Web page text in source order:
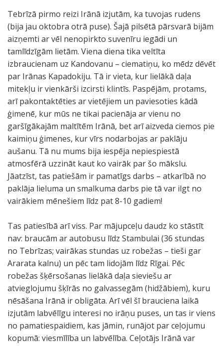
Tebrīzā pirmo reizi Irānā izjutām, ka tuvojas rudens
(bija jau oktobra otrā puse). Šajā pilsētā pārsvarā bijām
aizņemti ar vēl nenopirkto suvenīru iegādi un
tamlīdzīgām lietām. Viena diena tika veltīta
izbraucienam uz Kandovanu – ciematiņu, ko mēdz dēvēt
par Irānas Kapadokiju. Tā ir vieta, kur lielākā daļa
mitekļu ir vienkārši izcirsti klintīs. Paspējām, protams,
arī pakontaktēties ar vietējiem un paviesoties kādā
ģimenē, kur mūs ne tikai pacienāja ar vienu no
garšīgākajām maltītēm Irānā, bet arī aizveda ciemos pie
kaimiņu ģimenes, kur vīrs nodarbojas ar paklāju
aušanu. Tā nu mums bija iespēja nepiespiestā
atmosfērā uzzināt kaut ko vairāk par šo mākslu.
Jāatzīst, tas patiešām ir pamatīgs darbs – atkarībā no
paklāja lieluma un smalkuma darbs pie tā var ilgt no
vairākiem mēnešiem līdz pat 8-10 gadiem!
Tas patiesībā arī viss. Par mājupceļu daudz ko stāstīt
nav: braucām ar autobusu līdz Stambulai (36 stundas
no Tebrīzas; vairākas stundas uz robežas – tieši gar
Ararata kalnu) un pēc tam lidojām līdz Rīgai. Pēc
robežas šķērsošanas lielākā daļa sieviešu ar
atvieglojumu šķīrās no galvassegām (hidžābiem), kuru
nēsāšana Irānā ir obligāta. Arī vēl šī brauciena laikā
izjutām labvēlīgu interesi no irāņu puses, un tas ir viens
no pamatiespaidiem, kas jāmin, runājot par ceļojumu
kopumā: viesmīlība un labvēlība. Ceļotājs Irānā var